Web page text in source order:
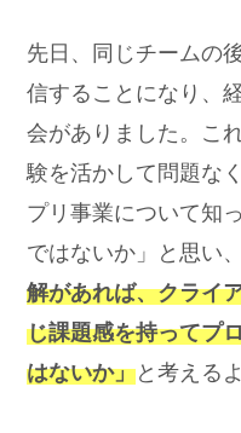
先日、同じチームの
信することになり、
会がありました。こ
験を活かして問題な
プリ事業について知
ではないか」と思い
解があれば、クライ
じ課題感を持ってプ
はないか」と考える